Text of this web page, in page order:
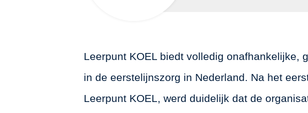
Leerpunt KOEL biedt volledig onafhankelijke,
in de eerstelijnszorg in Nederland. Na het
Leerpunt KOEL, werd duidelijk dat de